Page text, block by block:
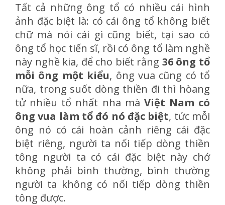
Tất cả những ông tổ có nhiều cái hình
ảnh đặc biệt là: có cái ông tổ không biết
chữ mà nói cái gì cũng biết, tại sao có
ông tổ học tiến sĩ, rồi có ông tổ làm nghề
này nghề kia, để cho biết rằng 36 ông tổ
mỗi ông một kiểu, ông vua cũng có tổ
nữa, trong suốt dòng thiền đi thì hòang
tử nhiều tổ nhất nha mà Việt Nam có
ông vua làm tổ đó nó đặc biệt, tức mỗi
ông nó có cái hoàn cảnh riêng cái đặc
biệt riêng, người ta nối tiếp dòng thiền
tông người ta có cái đặc biệt này chớ
không phải bình thường, bình thường
người ta không có nối tiếp dòng thiền
tông được.